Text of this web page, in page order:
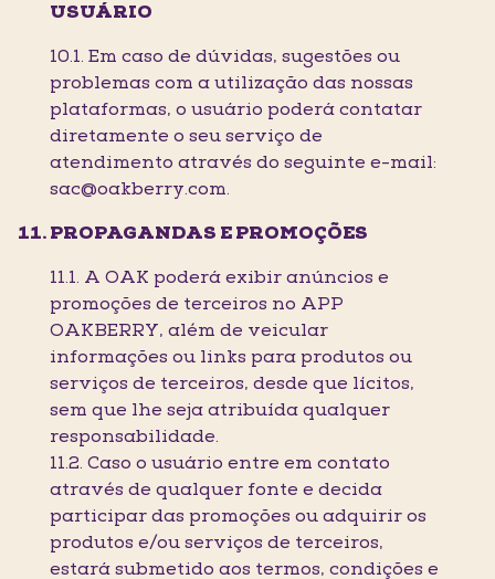
USUÁRIO
10.1. Em caso de dúvidas, sugestões ou
problemas com a utilização das nossas
plataformas, o usuário poderá contatar
diretamente o seu serviço de
atendimento através do seguinte e-mail:
sac@oakberry.com.
PROPAGANDAS E PROMOÇÕES
11.1. A OAK poderá exibir anúncios e
promoções de terceiros no APP
OAKBERRY, além de veicular
informações ou links para produtos ou
serviços de terceiros, desde que lícitos,
sem que lhe seja atribuída qualquer
responsabilidade.
11.2. Caso o usuário entre em contato
através de qualquer fonte e decida
participar das promoções ou adquirir os
produtos e/ou serviços de terceiros,
estará submetido aos termos, condições e